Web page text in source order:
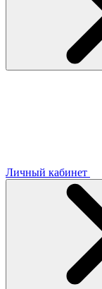
Личный кабинет